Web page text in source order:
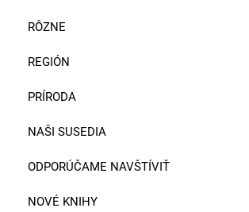
RÔZNE
REGIÓN
PRÍRODA
NAŠI SUSEDIA
ODPORÚČAME NAVŠTÍVIŤ
NOVÉ KNIHY